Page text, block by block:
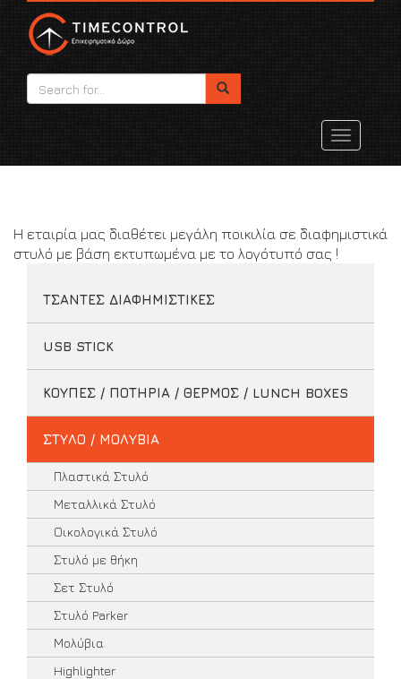
Toggle
Η εταιρία μας διαθέτει μεγάλη ποικιλία σε διαφημιστικά
στυλό με βάση εκτυπωμένα με το λογότυπό σας !
ΤΣΑΝΤΕΣ ΔΙΑΦΗΜΙΣΤΙΚΕΣ
USB STICK
ΚΟΥΠΕΣ / ΠΟΤΗΡΙΑ / ΘΕΡΜΟΣ / LUNCH BOXES
ΣΤΥΛΟ / ΜΟΛΥΒΙΑ
Πλαστικά Στυλό
Μεταλλικά Στυλό
Οικολογικά Στυλό
Στυλό με θήκη
Σετ Στυλό
Στυλό Parker
Μολύβια
Highlighter